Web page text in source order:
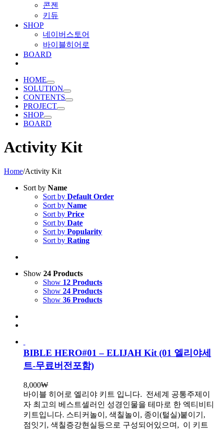
콘젠
키듀
SHOP
네이버스토어
바이블히어로
BOARD
HOME
SOLUTION
CONTENTS
PROJECT
SHOP
BOARD
Activity Kit
Home/Activity Kit
Sort by Name
Sort by Default Order
Sort by Name
Sort by Price
Sort by Date
Sort by Popularity
Sort by Rating
Show 24 Products
Show 12 Products
Show 24 Products
Show 36 Products
BIBLE HERO#01 – ELIJAH Kit (01 엘리야세
트-무료버전포함)
8,000₩
바이블 히어로 엘리야 키트 입니다. 전세계 공통주제이
자 최고의 베스트셀러인 성경인물을 테마로 한 엑티비티
키트입니다. 스티커놀이, 색칠놀이, 종이(털실)붙이기,
점잇기, 색칠증강현실등으로 구성되어있으며, 이 키트